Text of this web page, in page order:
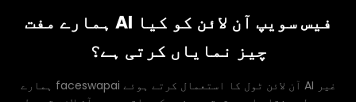
ہمارے مفت AI فیس سویپ آن لائن کو کیا
چیز نمایاں کرتی ہے؟
ہمارے faceswapai آن لائن ٹول کا استعمال کرتے ہوئے AI غیر